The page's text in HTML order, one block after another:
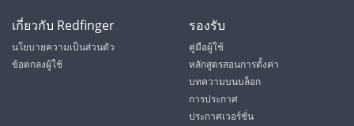
เกี่ยวกับ Redfinger
นโยบายความเป็นส่วนตัว
ข้อตกลงผู้ใช้
รองรับ
คู่มือผู้ใช้
หลักสูตรสอนการตั้งค่า
บทความบนบล็อก
การประกาศ
ประกาศเวอร์ชั่น